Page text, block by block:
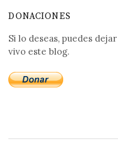
DONACIONES
Si lo deseas, puedes
vivo este blog.